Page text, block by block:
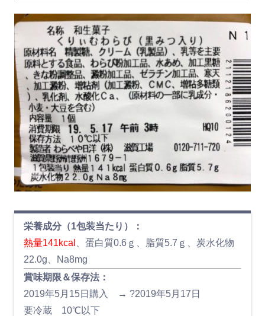
栄養成分（1包装当たり）：
熱量141kcal
、蛋白質0.6ｇ、脂質5.7ｇ、炭水化物
22.0g、Na8mg
賞味期限＆保存法：
2019年5月15日購入 → ?2019年5月17日
要冷蔵 10℃以下